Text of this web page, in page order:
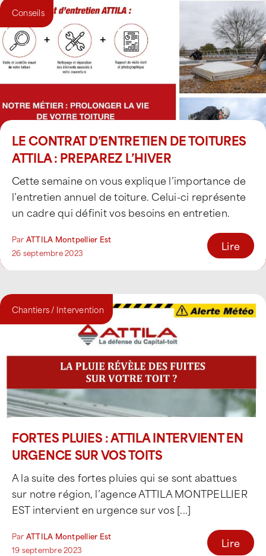
Conseils
LE CONTRAT D’ENTRETIEN DE TOITURES
ATTILA : PREPAREZ L’HIVER
Cette semaine on vous explique l’importance de
l’entretien annuel de toiture. Celui-ci représente
un cadre qui définit vos besoins en entretien.
Par ATTILA Montpellier Est
26 septembre 2023
Lire
Chantiers / Intervention
FORTES PLUIES : ATTILA INTERVIENT EN
URGENCE SUR VOS TOITS
A la suite des fortes pluies qui se sont abattues
sur notre région, l’agence ATTILA MONTPELLIER
EST intervient en urgence sur vos [...]
Par ATTILA Montpellier Est
19 septembre 2023
Lire